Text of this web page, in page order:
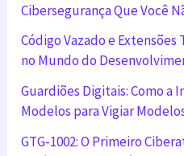
Cibersegurança Que Você
Código Vazado e Extensões
no Mundo do
Guardiões Digitais: Como a
Modelos para Vigiar
GTG-1002: O Primeiro